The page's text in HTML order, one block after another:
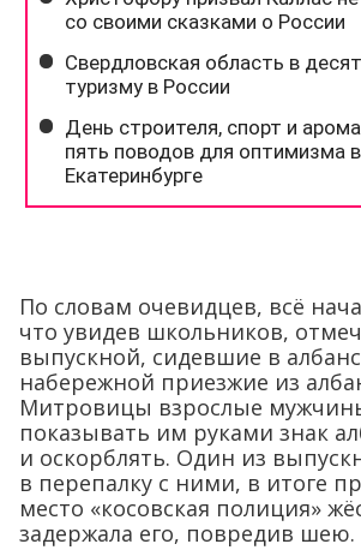
По словам очевидцев, всё
что увидев школьников,
выпускной, сидевшие в
набережной приезжие из
Митровицы взрослые
показывать им руками знак
и оскорблять. Один из
в перепалку с ними, в итоге
место «косовская полиция»
задержала его, повредив шею.